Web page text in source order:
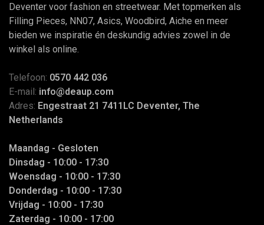
Deventer voor fashion en streetwear. Met topmerken als
Filling Pieces, NN07, Asics, Woodbird, Aiche en meer
bieden we inspiratie én deskundig advies zowel in de
winkel als online.
Telefoon: 0570 442 036
E-mail: info@deaup.com
Adres: Engestraat 21 7411LC Deventer, The
Netherlands
Maandag - Gesloten
Dinsdag - 10:00 - 17:30
Woensdag - 10:00 - 17:30
Donderdag - 10:00 - 17:30
Vrijdag - 10:00 - 17:30
Zaterdag - 10:00 - 17:00